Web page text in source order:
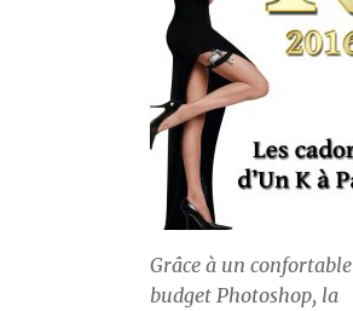
Grâce à un confortable
budget Photoshop, la